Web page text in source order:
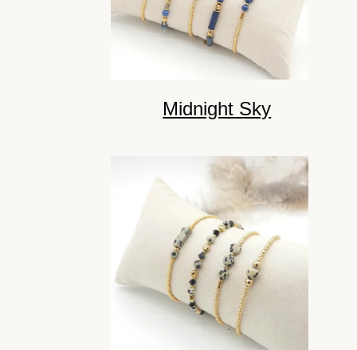
Midnight Sky